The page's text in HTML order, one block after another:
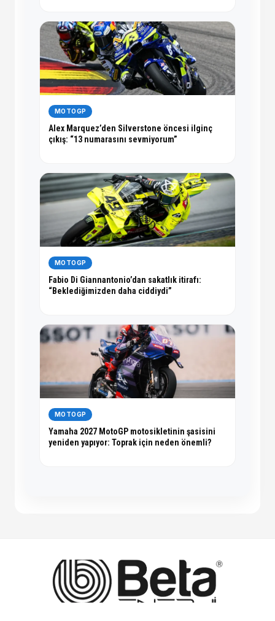
MOTOGP
Alex Marquez’den Silverstone öncesi ilginç
çıkış: “13 numarasını sevmiyorum”
MOTOGP
Fabio Di Giannantonio’dan sakatlık itirafı:
“Beklediğimizden daha ciddiydi”
MOTOGP
Yamaha 2027 MotoGP motosikletinin şasisini
yeniden yapıyor: Toprak için neden önemli?